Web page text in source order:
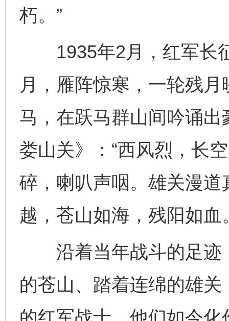
朽。”
1935年2月，红军长
月，雁阵惊寒，一轮残
马，在跃马群山间吟诵出
娄山关》：“西风烈，长
碎，喇叭声咽。雄关漫
越，苍山如海，残阳如血
沿着当年战斗的足迹
的苍山、踏着连绵的雄